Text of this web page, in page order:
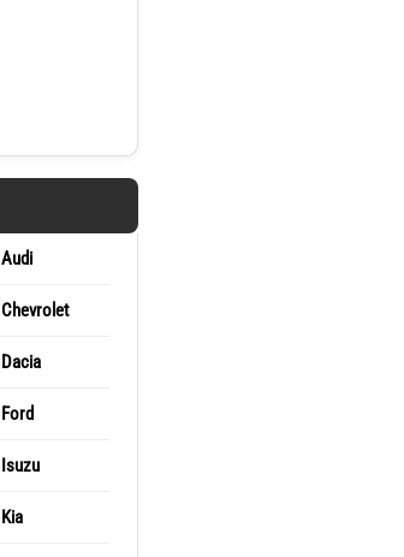
Audi
Chevrolet
Dacia
Ford
Isuzu
Kia